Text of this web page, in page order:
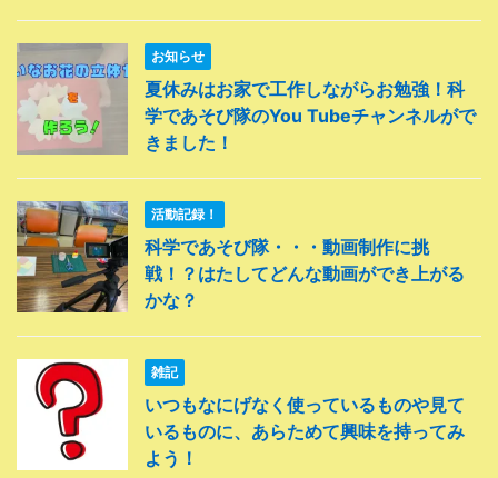
お知らせ
夏休みはお家で工作しながらお勉強！科
学であそび隊のYou Tubeチャンネルがで
きました！
活動記録！
科学であそび隊・・・動画制作に挑
戦！？はたしてどんな動画ができ上がる
かな？
雑記
いつもなにげなく使っているものや見て
いるものに、あらためて興味を持ってみ
よう！